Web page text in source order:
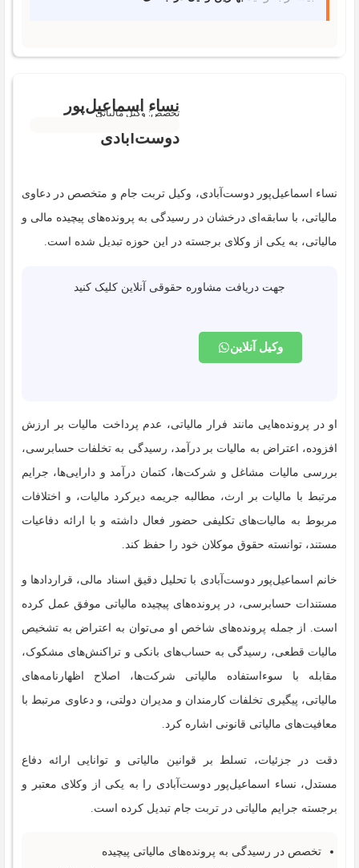
نساء اسماعیل‌پور
دوست‌آبادی
تخصص: وکیل مالیاتی
نساء اسماعیل‌پور دوست‌آبادی، وکیل تربت جام و متخصص در دعاوی
مالیاتی، با سابقه‌ای درخشان در رسیدگی به پرونده‌های پیچیده مالی و
مالیاتی، به یکی از وکلای برجسته در این حوزه تبدیل شده است.
جهت دریافت مشاوره حقوقی آنلاین کلیک کنید
وکیل آنلاین
او در پرونده‌هایی مانند فرار مالیاتی، عدم پرداخت مالیات بر ارزش
افزوده، اعتراض به مالیات بر درآمد، رسیدگی به تخلفات حسابرسی،
بررسی مالیات مشاغل و شرکت‌ها، کتمان درآمد و دارایی‌ها، جرایم
مرتبط با مالیات بر ارث، مطالبه جریمه دیرکرد مالیات، و اختلافات
مربوط به مالیات‌های تکلیفی حضور فعال داشته و با ارائه دفاعیات
مستند، توانسته حقوق موکلان خود را حفظ کند.
خانم اسماعیل‌پور دوست‌آبادی با تحلیل دقیق اسناد مالی، قراردادها و
مستندات حسابرسی، در پرونده‌های پیچیده مالیاتی موفق عمل کرده
است. از جمله پرونده‌های شاخص او می‌توان به اعتراض به تشخیص
مالیات قطعی، رسیدگی به حساب‌های بانکی و تراکنش‌های مشکوک،
مقابله با سوءاستفاده مالیاتی شرکت‌ها، اصلاح اظهارنامه‌های
مالیاتی، پیگیری تخلفات کارمندان و مدیران دولتی، و دعاوی مرتبط با
معافیت‌های مالیاتی قانونی اشاره کرد.
دقت در جزئیات، تسلط بر قوانین مالیاتی و توانایی ارائه دفاع
مستدل، نساء اسماعیل‌پور دوست‌آبادی را به یکی از وکلای معتبر و
برجسته جرایم مالیاتی در تربت جام تبدیل کرده است.
تخصص در رسیدگی به پرونده‌های مالیاتی پیچیده